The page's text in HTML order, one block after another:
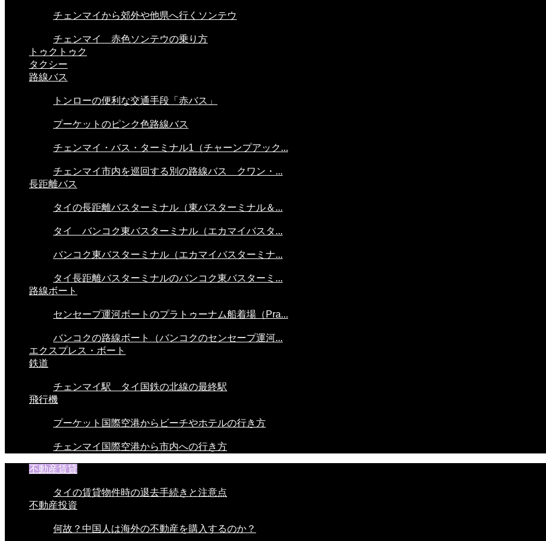
チェンマイから郊外や他県へ行くソンテウ
チェンマイ 赤色ソンテウの乗り方
トゥクトゥク
タクシー
路線バス
トンローの便利な交通手段「赤バス」
プーケットのピンク色路線バス
チェンマイ・バス・ターミナル1（チャーンプアック...
チェンマイ市内を巡回する別の路線バス クワン・...
長距離バス
タイの長距離バスターミナル（東バスターミナル＆...
タイ バンコク東バスターミナル（エカマイバスタ...
バンコク東バスターミナル（エカマイバスターミナ...
タイ長距離バスターミナルのバンコク東バスターミ...
路線ボート
センセープ運河ボートのプラトゥーナム船着場（Pra...
バンコクの路線ボート（バンコクのセンセープ運河...
エクスプレス・ボート
鉄道
チェンマイ駅 タイ国鉄の北線の最終駅
飛行機
プーケット国際空港からビーチやホテルの行き方
チェンマイ国際空港から市内への行き方
不動産賃貸
タイの賃貸物件時の退去手続きと注意点
不動産投資
何故？中国人は海外の不動産を購入するのか？